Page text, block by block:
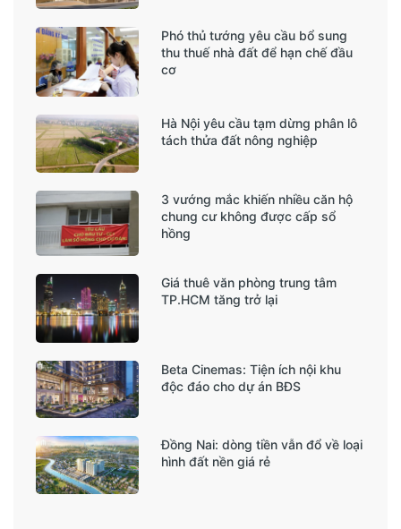
Phó thủ tướng yêu cầu bổ sung
thu thuế nhà đất để hạn chế đầu
cơ
Hà Nội yêu cầu tạm dừng phân lô
tách thửa đất nông nghiệp
3 vướng mắc khiến nhiều căn hộ
chung cư không được cấp sổ
hồng
Giá thuê văn phòng trung tâm
TP.HCM tăng trở lại
Beta Cinemas: Tiện ích nội khu
độc đáo cho dự án BĐS
Đồng Nai: dòng tiền vẫn đổ về loại
hình đất nền giá rẻ